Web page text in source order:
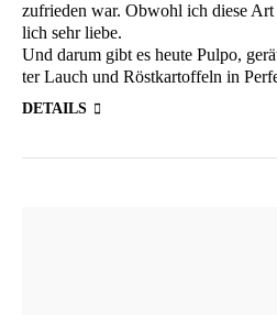
zufrie­den war. Obwohl ich die­se
lich sehr liebe.
Und dar­um gibt es heu­te Pul­po,
ter Lauch und Röst­kar­tof­feln in
DETAILS